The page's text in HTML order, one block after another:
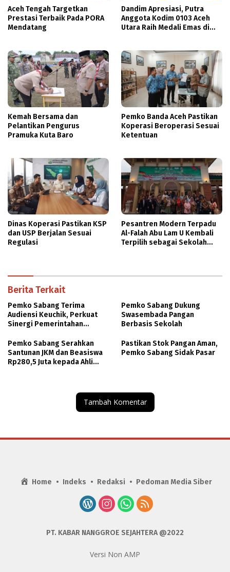
Aceh Tengah Targetkan
Prestasi Terbaik Pada PORA
Mendatang
Dandim Apresiasi, Putra
Anggota Kodim 0103 Aceh
Utara Raih Medali Emas di
Kemah Bersama dan
Pelantikan Pengurus
Pramuka Kuta Baro
Pemko Banda Aceh Pastikan
Koperasi Beroperasi Sesuai
Ketentuan
Dinas Koperasi Pastikan KSP
dan USP Berjalan Sesuai
Regulasi
Pesantren Modern Terpadu
Al-Falah Abu Lam U Kembali
Terpilih sebagai Sekolah
Berita Terkait
Pemko Sabang Terima
Audiensi Keuchik, Perkuat
Sinergi Pemerintahan
Pemko Sabang Dukung
Swasembada Pangan
Berbasis Sekolah
Pemko Sabang Serahkan
Santunan JKM dan Beasiswa
Rp280,5 Juta kepada Ahli
Pastikan Stok Pangan Aman,
Pemko Sabang Sidak Pasar
Tambah Komentar
Home Indeks Redaksi Pedoman Media Siber
PT. KABAR NANGGROE SEJAHTERA @2022
Versi Non AMP